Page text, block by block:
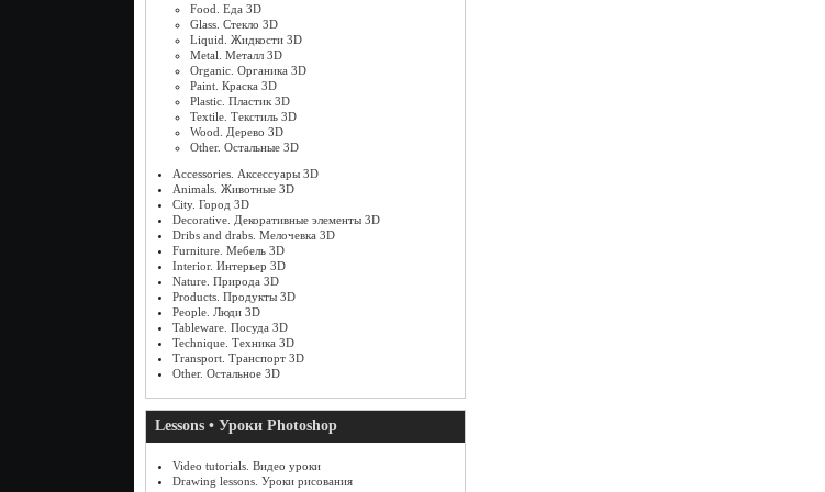
Food. Еда 3D
Glass. Стекло 3D
Liquid. Жидкости 3D
Metal. Металл 3D
Organic. Органика 3D
Paint. Краска 3D
Plastic. Пластик 3D
Textile. Текстиль 3D
Wood. Дерево 3D
Other. Остальные 3D
Accessories. Аксессуары 3D
Animals. Животные 3D
City. Город 3D
Decorative. Декоративные элементы 3D
Dribs and drabs. Мелочевка 3D
Furniture. Мебель 3D
Interior. Интерьер 3D
Nature. Природа 3D
Products. Продукты 3D
People. Люди 3D
Tableware. Посуда 3D
Technique. Техника 3D
Transport. Транспорт 3D
Other. Остальное 3D
Lessons • Уроки Photoshop
Video tutorials. Видео уроки
Drawing lessons. Уроки рисования